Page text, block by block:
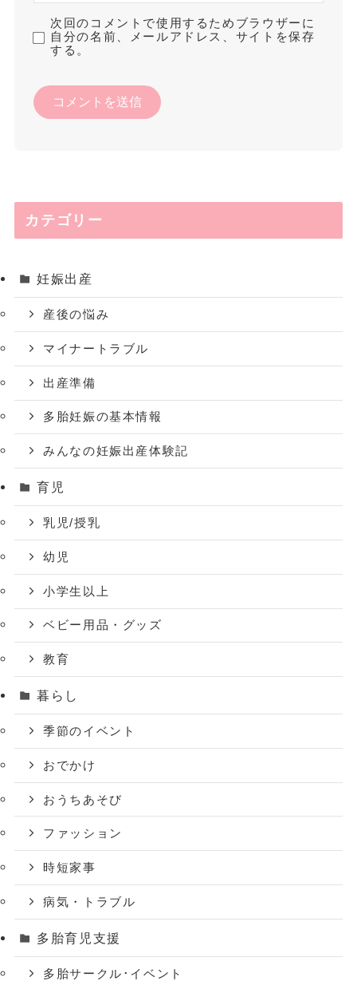
次回のコメントで使用するためブラウザーに
自分の名前、メールアドレス、サイトを保存
する。
カテゴリー
妊娠出産
産後の悩み
マイナートラブル
出産準備
多胎妊娠の基本情報
みんなの妊娠出産体験記
育児
乳児/授乳
幼児
小学生以上
ベビー用品・グッズ
教育
暮らし
季節のイベント
おでかけ
おうちあそび
ファッション
時短家事
病気・トラブル
多胎育児支援
多胎サークル･イベント